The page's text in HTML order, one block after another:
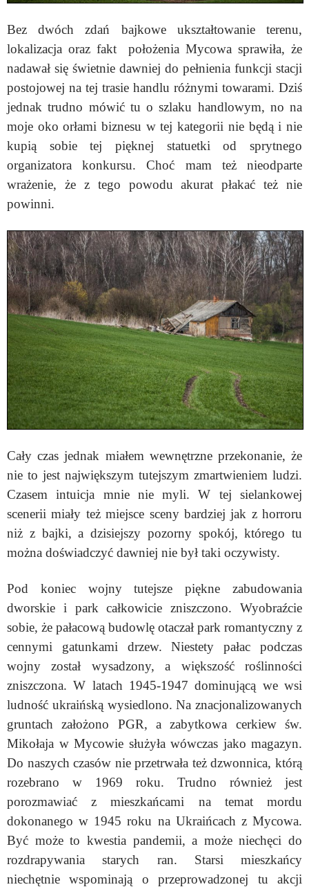
Bez dwóch zdań bajkowe ukształtowanie terenu,
lokalizacja oraz fakt położenia Mycowa sprawiła, że
nadawał się świetnie dawniej do pełnienia funkcji stacji
postojowej na tej trasie handlu różnymi towarami. Dziś
jednak trudno mówić tu o szlaku handlowym, no na
moje oko orłami biznesu w tej kategorii nie będą i nie
kupią sobie tej pięknej statuetki od sprytnego
organizatora konkursu. Choć mam też nieodparte
wrażenie, że z tego powodu akurat płakać też nie
powinni.
Cały czas jednak miałem wewnętrzne przekonanie, że
nie to jest największym tutejszym zmartwieniem ludzi.
Czasem intuicja mnie nie myli. W tej sielankowej
scenerii miały też miejsce sceny bardziej jak z horroru
niż z bajki, a dzisiejszy pozorny spokój, którego tu
można doświadczyć dawniej nie był taki oczywisty.
Pod koniec wojny tutejsze piękne zabudowania
dworskie i park całkowicie zniszczono. Wyobraźcie
sobie, że pałacową budowlę otaczał park romantyczny z
cennymi gatunkami drzew. Niestety pałac podczas
wojny został wysadzony, a większość roślinności
zniszczona. W latach 1945-1947 dominującą we wsi
ludność ukraińską wysiedlono. Na znacjonalizowanych
gruntach założono PGR, a zabytkowa cerkiew św.
Mikołaja w Mycowie służyła wówczas jako magazyn.
Do naszych czasów nie przetrwała też dzwonnica, którą
rozebrano w 1969 roku. Trudno również jest
porozmawiać z mieszkańcami na temat mordu
dokonanego w 1945 roku na Ukraińcach z Mycowa.
Być może to kwestia pandemii, a może niechęci do
rozdrapywania starych ran. Starsi mieszkańcy
niechętnie wspominają o przeprowadzonej tu akcji